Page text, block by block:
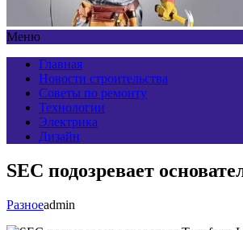
Меню
Главная
Новости строительства
Советы по ремонту
Технологии
Электрика
Дизайн
SEC подозревает
Разноеadmin